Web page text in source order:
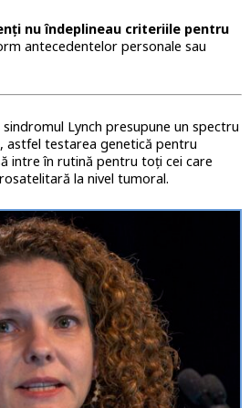
nu îndeplineau criteriile pentru
antecedentelor personale sau
Lynch presupune un spectru
astfel testarea genetică pentru
intre în rutină pentru toți cei care
la nivel tumoral.